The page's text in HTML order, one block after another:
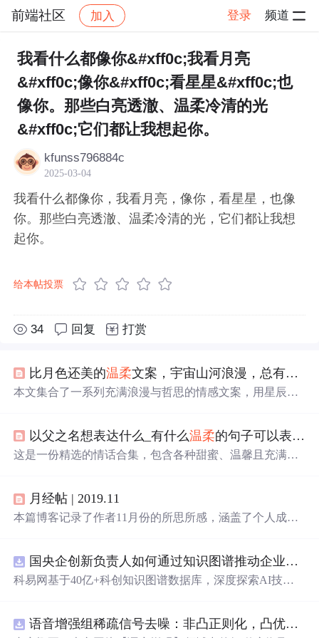
前端社区 加入 登录 频道
社区 前端社区 感慨 帖子详情
我看什么都像你&#xff0c;我看月亮
&#xff0c;像你&#xff0c;看星星&#xff0c;也
像你。那些白亮透澈、温柔冷清的光
&#xff0c;它们都让我想起你。
kfunss796884c
2025-03-04
我看什么都像你，我看月亮，像你，看星星，也像
你。那些白亮透澈、温柔冷清的光，它们都让我想
起你。
给本帖投票
34 回复 打赏
比月色还美的温柔文案，宇宙山河浪漫，总有你值得期待的
本文集合了一系列充满浪漫与哲思的情感文案，用星辰大
以父之名想表达什么_有什么温柔的句子可以表达我想你了？
这是一份精选的情话合集，包含各种甜蜜、温馨且充满创
月经帖 | 2019.11
本篇博客记录了作者11月份的所思所感，涵盖了个人成
生活态度的反思，展现了作者对自我提升和时代变迁的深
刻感悟。
国央企创新负责人如何通过知识图谱推动企业技术创新与外部资源高效对接？.docx
科易网基于40亿+科创知识图谱数据库，深度探索AI技术
新领域的AI+数智化解决方案，推动科技创新与产业创新语音增强组稀疏信号去噪：非凸正则化，凸优化研究（Matlab代码实现）